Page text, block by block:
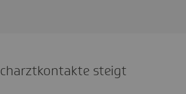
steigt